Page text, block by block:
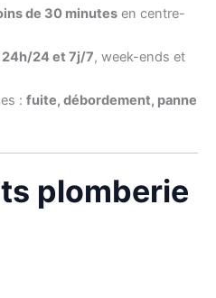
de 30 minutesen centre-
24h/24 et 7j/7, week-ends et
: fuite, débordement, panne
plomberie